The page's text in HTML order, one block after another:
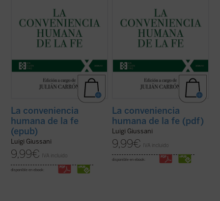
La conveniencia
humana de la fe
(epub)
Luigi Giussani
9,99€ IVA incluido
disponible en ebook:
La conveniencia
humana de la fe (pdf)
Luigi Giussani
9,99€ IVA incluido
disponible en ebook: